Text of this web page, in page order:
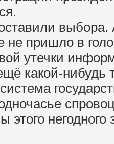
выбора.
не пришло в
утечки
какой-нибудь
этого негодного